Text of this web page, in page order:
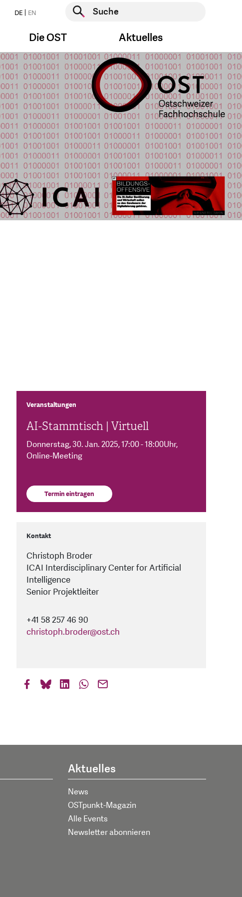
DE EN
Suche starten
Die OST Aktuelles
Veranstaltungen
AI-Stammtisch | Virtuell
Donnerstag, 30. Jan. 2025, 17:00 - 18:00Uhr,
Online-Meeting
Termin eintragen
Kontakt
Christoph Broder
ICAI Interdisciplinary Center for Artificial
Intelligence
Senior Projektleiter
+41 58 257 46 90
christoph.broder@ost.ch
Aktuelles
News
OSTpunkt-Magazin
Alle Events
Newsletter abonnieren